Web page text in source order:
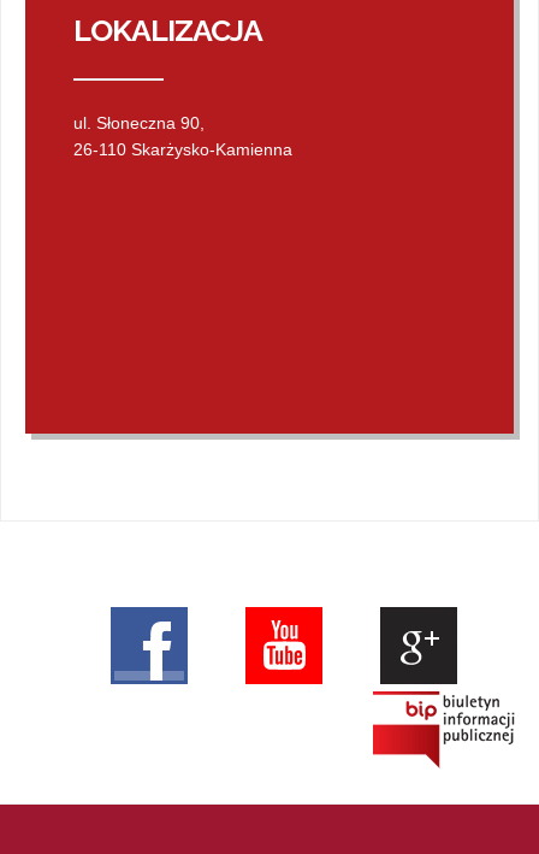
LOKALIZACJA
ul. Słoneczna 90,
26-110 Skarżysko-Kamienna